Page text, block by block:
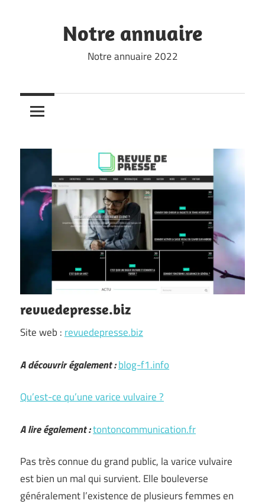
Notre annuaire
Notre annuaire 2022
revuedepresse.biz
Site web : revuedepresse.biz
A découvrir également :blog-f1.info
Qu’est-ce qu’une varice vulvaire ?
A lire également :tontoncommunication.fr
Pas très connue du grand public, la varice vulvaire
est bien un mal qui survient. Elle bouleverse
généralement l’existence de plusieurs femmes en